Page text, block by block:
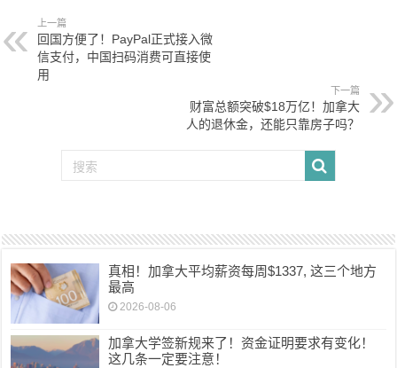
上一篇
回国方便了！PayPal正式接入微
信支付，中国扫码消费可直接使
用
下一篇
财富总额突破$18万亿！加拿大
人的退休金，还能只靠房子吗？
真相！加拿大平均薪资每周$1337, 这三个地方
最高
2026-08-06
加拿大学签新规来了！资金证明要求有变化！
这几条一定要注意！